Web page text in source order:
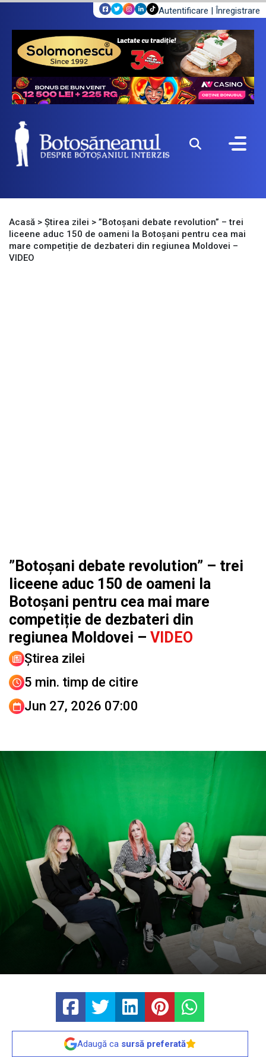
Autentificare | Înregistrare
Acasă > Știrea zilei > ”Botoșani debate revolution” – trei
liceene aduc 150 de oameni la Botoșani pentru cea mai
mare competiție de dezbateri din regiunea Moldovei –
VIDEO
”Botoșani debate revolution” – trei
liceene aduc 150 de oameni la
Botoșani pentru cea mai mare
competiție de dezbateri din
regiunea Moldovei – VIDEO
Știrea zilei
5 min. timp de citire
Jun 27, 2026 07:00
Adaugă ca sursă preferată